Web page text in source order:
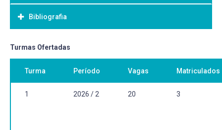
-
Bibliografia
Bibliografia Básica:
no Seminário.
Trabalhos originais publicados em revistas indexadas de
circulação nacional e internacional.
Turmas Ofertadas
Turma Período Vagas Matriculados
1 2026 / 2 20 3